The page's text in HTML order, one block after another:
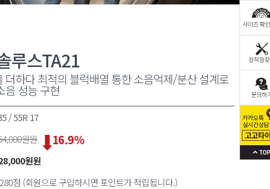
루스TA21
더하다 최적의 블럭배열 통한 소음억제/분산 설계로
음 성능 구현
/ 55R 17
원원
원원
16.9%
점 (회원으로 구입하시면 포인트가 적립됩니다.)